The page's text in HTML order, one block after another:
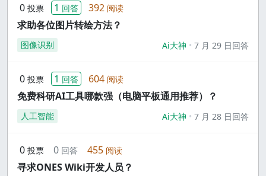
0 投票 1 回答 392 阅读
求助各位图片转绘方法？
图像识别 Ai大神 7 月 29 日回答
0 投票 1 回答 604 阅读
免费科研AI工具哪款强（电脑平板通用推荐）？
人工智能 Ai大神 7 月 28 日回答
0 投票 0 回答 455 阅读
寻求ONES Wiki开发人员？